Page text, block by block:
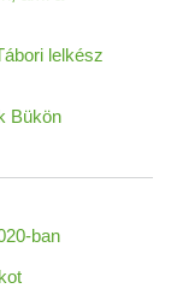
lelkész
Bükön
ban